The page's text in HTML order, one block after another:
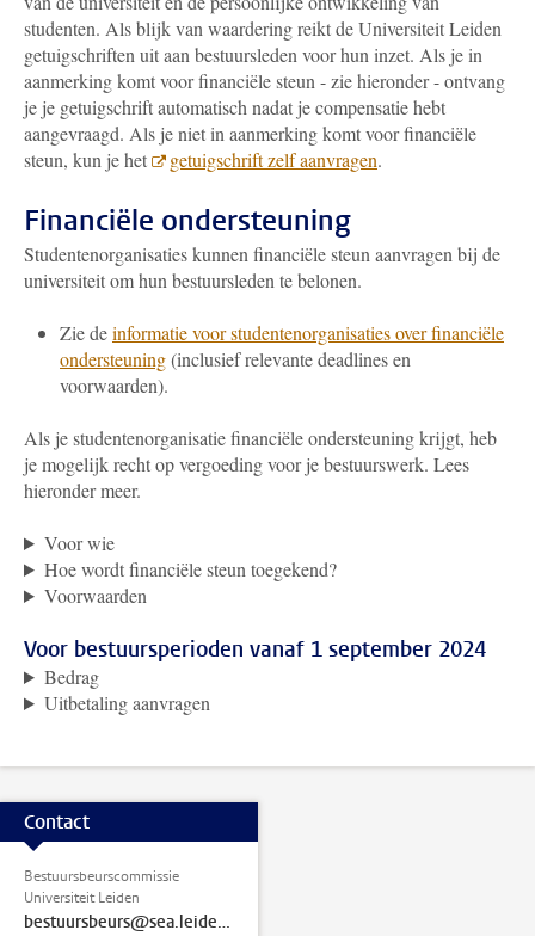
studenten. Als blijk van waardering reikt de Universiteit Leiden
getuigschriften uit aan bestuursleden voor hun inzet. Als je in
aanmerking komt voor financiële steun - zie hieronder - ontvang
je je getuigschrift automatisch nadat je compensatie hebt
aangevraagd. Als je niet in aanmerking komt voor financiële
steun, kun je het
getuigschrift zelf aanvragen.
Financiële ondersteuning
Studentenorganisaties kunnen financiële steun aanvragen bij de
universiteit om hun bestuursleden te belonen.
Zie deinformatie voor studentenorganisaties over financiële
ondersteuning(inclusief relevante deadlines en
voorwaarden).
Als je studentenorganisatie financiële ondersteuning krijgt, heb
je mogelijk recht op vergoeding voor je bestuurswerk. Lees
hieronder meer.
Voor wie
Hoe wordt financiële steun toegekend?
Voorwaarden
Voor bestuursperioden vanaf 1 september 2024
Bedrag
Uitbetaling aanvragen
Contact
Bestuursbeurscommissie
Universiteit Leiden
bestuursbeurs@sea.leidenuniv.nl